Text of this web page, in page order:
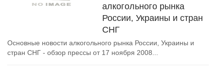
алкогольного рынка
России, Украины и стран
СНГ
Основные новости алкогольного рынка России, Украины и
стран СНГ - обзор прессы от 17 ноября 2008...